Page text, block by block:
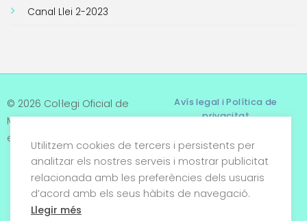
Canal Llei 2-2023
© 2026 Col·legi Oficial de
Metges de Tarragona. Tots
els drets reservats
Avís legal i Política de
privacitat
Termes i condicions
Política de cookies
Utilitzem cookies de tercers i persistents per
analitzar els nostres serveis i mostrar publicitat
relacionada amb les preferències dels usuaris
d’acord amb els seus hàbits de navegació.
Llegir més